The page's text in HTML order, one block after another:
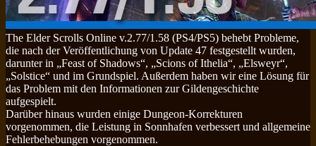
The Elder Scrolls Online v.2.77/1.58 (PS4/PS5) behebt Probleme,
die nach der Veröffentlichung von Update 47 festgestellt wurden,
darunter in „Feast of Shadows“, „Scions of Ithelia“, „Elsweyr“,
„Solstice“ und im Grundspiel. Außerdem haben wir eine Lösung für
das Problem mit den Informationen zur Gildengeschichte
aufgespielt.
Darüber hinaus wurden einige Dungeon-Korrekturen
vorgenommen, die Leistung in Sonnhafen verbessert und allgemeine
Fehlerbehebungen vorgenommen.